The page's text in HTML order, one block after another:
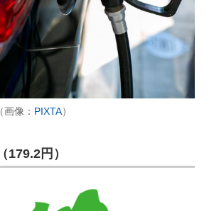
像： PIXTA）
179.2円）